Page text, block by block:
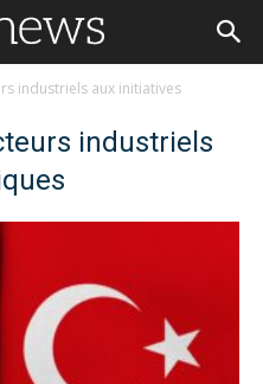
industriels aux initiatives
industriels